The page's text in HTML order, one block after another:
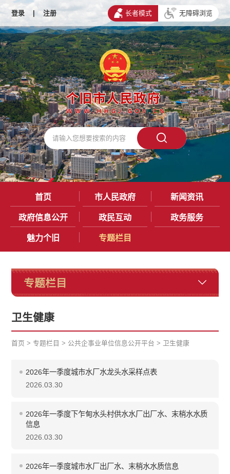
登录 | 注册 长者模式 无障碍浏览
首页 市人民政府 新闻资讯
政府信息公开 政民互动 政务服务
魅力个旧 专题栏目
专题栏目
卫生健康
首页 >专题栏目 > 公共企事业单位信息公开平台 > 卫生健康
2026年一季度城市水厂水龙头水采样点表
2026.03.30
2026年一季度下乍甸水头村供水水厂出厂水、末梢水水质
信息
2026.03.30
2026年一季度城市水厂出厂水、末梢水水质信息